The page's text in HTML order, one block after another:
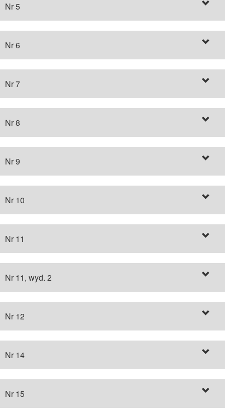
Nr 5
Nr 6
Nr 7
Nr 8
Nr 9
Nr 10
Nr 11
Nr 11, wyd. 2
Nr 12
Nr 14
Nr 15